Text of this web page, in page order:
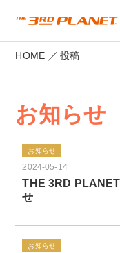
HOME 投稿
お知らせ
お知らせ
2024-05-14
THE 3RD
せ
お知らせ